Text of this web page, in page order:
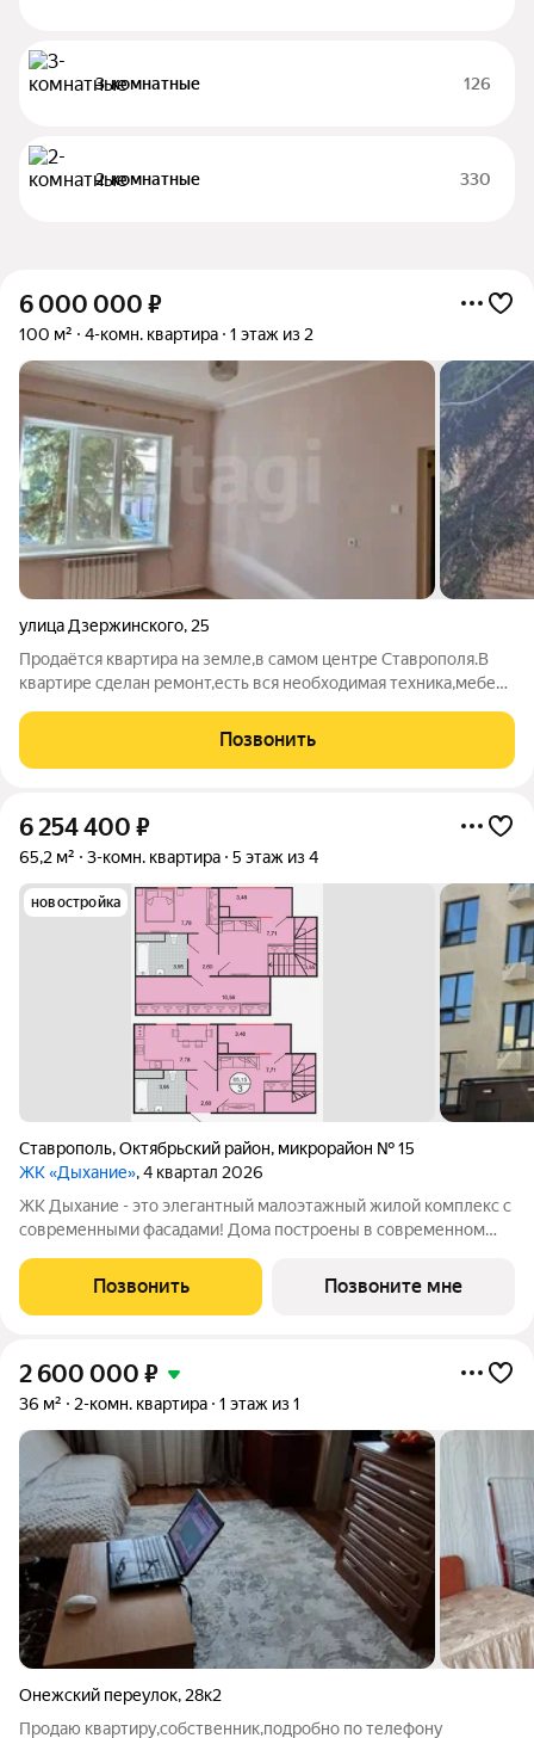
3-комнатные 126
2-комнатные 330
6 000 000 ₽
100 м² 4-комн. квартира 1 этаж из 2
улица Дзержинского, 25
Продаётся квартира на земле,в самом центре Ставрополя.В
квартире сделан ремонт,есть вся необходимая техника,мебель
проживания,индивидуальное отопление.В шаговой
доступности находятся магазины различной торговой
Позвонить
6 254 400 ₽
65,2 м² 3-комн. квартира 5 этаж из 4
новостройка
Ставрополь,Октябрьский район, микрорайон № 15
ЖК «Дыхание», 4 квартал 2026
ЖК Дыхание - это элегантный малоэтажный жилой комплекс с
современными фасадами! Дома построены в современном
разнообразие планировочных решений призвано
удовлетворить даже самого взыскательного
Позвонить Позвоните мне
2 600 000 ₽
36 м² 2-комн. квартира 1 этаж из 1
Онежский переулок, 28к2
Продаю квартиру,собственник,подробно по телефону